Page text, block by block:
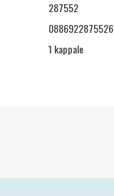
287552
0886922875526
1 kappale